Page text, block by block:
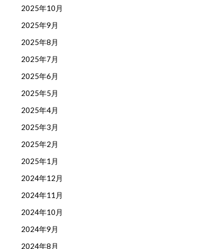
2025年10月
2025年9月
2025年8月
2025年7月
2025年6月
2025年5月
2025年4月
2025年3月
2025年2月
2025年1月
2024年12月
2024年11月
2024年10月
2024年9月
2024年8月